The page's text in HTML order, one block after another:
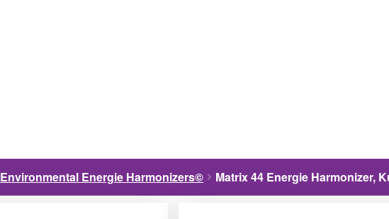
Environmental Energie Harmonizers© Matrix 44 Energie Harmonizer,